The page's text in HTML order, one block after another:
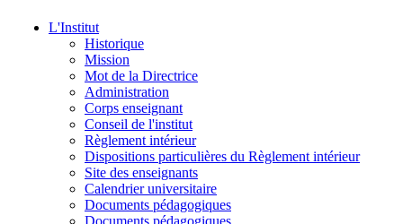
L'Institut
Historique
Mission
Mot de la Directrice
Administration
Corps enseignant
Conseil de l'institut
Règlement intérieur
Dispositions particulières du Règlement intérieur
Site des enseignants
Calendrier universitaire
Documents pédagogiques
Documents pédagogiques